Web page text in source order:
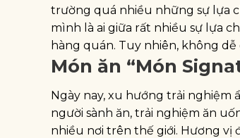
trường quá nhiều những sự lựa
mình là ai giữa rất nhiều sự lựa
hàng quán. Tuy nhiên, không
Món ăn “Món
Ngày nay, xu hướng trải nghiệm
người sành ăn, trải nghiệm ăn
nhiều nơi trên thế giới. Hương vị